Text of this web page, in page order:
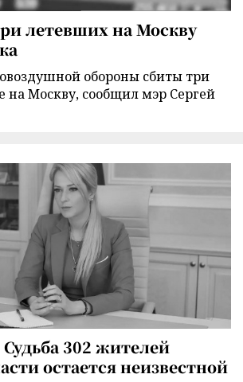
летевших на Москву
обороны сбиты три
Москву, сообщил мэр Сергей
302 жителей
остается неизвестной